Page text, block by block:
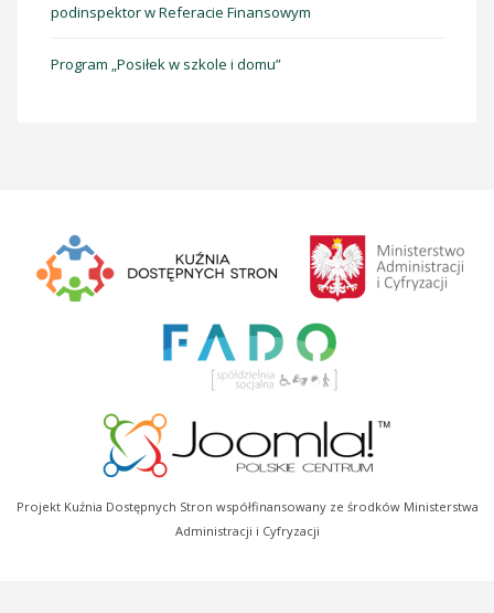
podinspektor w Referacie Finansowym
Program „Posiłek w szkole i domu”
Projekt Kuźnia Dostępnych Stron współfinansowany ze środków Ministerstwa
Administracji i Cyfryzacji